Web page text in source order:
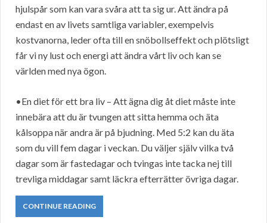
hjulspår som kan vara svåra att ta sig ur. Att ändra på
endast en av livets samtliga variabler, exempelvis
kostvanorna, leder ofta till en snöbollseffekt och plötsligt
får vi ny lust och energi att ändra vårt liv och kan se
världen med nya ögon.
•En diet för ett bra liv – Att ägna dig åt diet måste inte
innebära att du är tvungen att sitta hemma och äta
kålsoppa när andra är på bjudning. Med 5:2 kan du äta
som du vill fem dagar i veckan. Du väljer själv vilka två
dagar som är fastedagar och tvingas inte tacka nej till
trevliga middagar samt läckra efterrätter övriga dagar.
CONTINUE READING